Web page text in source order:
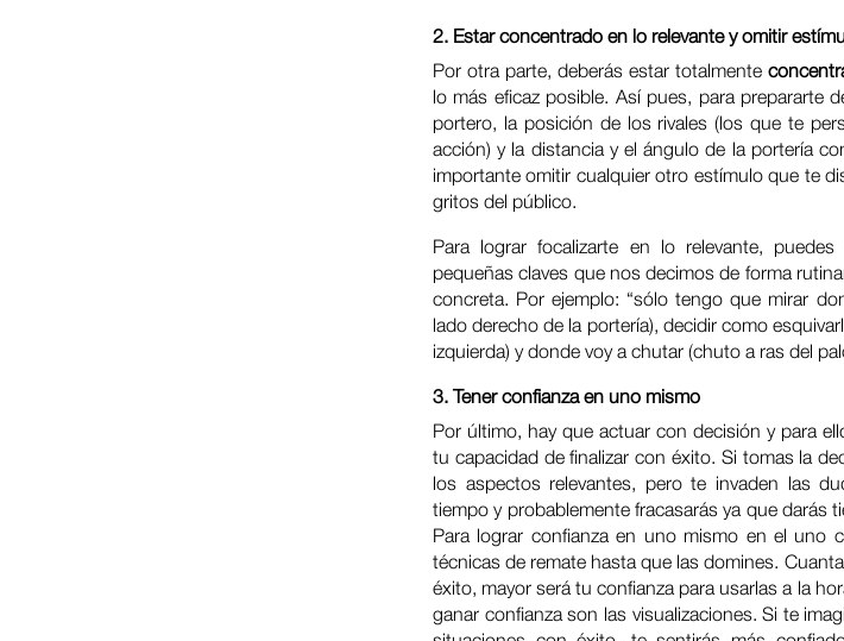
2. Estar concentrado en lo relevante y omitir
Por otra parte, deberás estar totalmente
lo más eficaz posible. Así pues, para prepararte
portero, la posición de los rivales (los que te
acción) y la distancia y el ángulo de la portería
importante omitir cualquier otro estímulo que te
gritos del público.
Para lograr focalizarte en lo relevante,
pequeñas claves que nos decimos de forma
concreta. Por ejemplo: “sólo tengo que mirar
lado derecho de la portería), decidir como
izquierda) y donde voy a chutar (chuto a ras del
3. Tener confianza en uno mismo
Por último, hay que actuar con decisión y para
tu capacidad de finalizar con éxito. Si tomas la
los aspectos relevantes, pero te invaden las
tiempo y probablemente fracasarás ya que darás
Para lograr confianza en uno mismo en el uno
técnicas de remate hasta que las domines.
éxito, mayor será tu confianza para usarlas a la
ganar confianza son las visualizaciones. Si te